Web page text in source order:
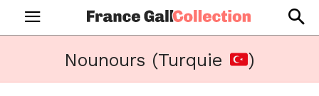
Nounours (Turquie )